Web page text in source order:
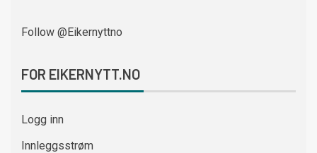
Follow @Eikernyttno
FOR EIKERNYTT.NO
Logg inn
Innleggsstrøm